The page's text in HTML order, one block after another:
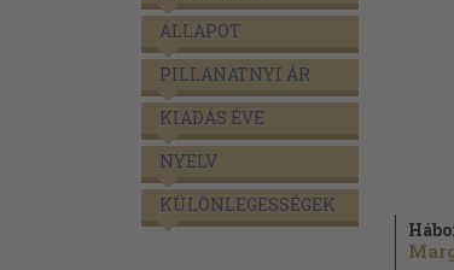
ÁLLAPOT
PILLANATNYI ÁR
KIADÁS ÉVE
NYELV
KÜLÖNLEGESSÉGEK